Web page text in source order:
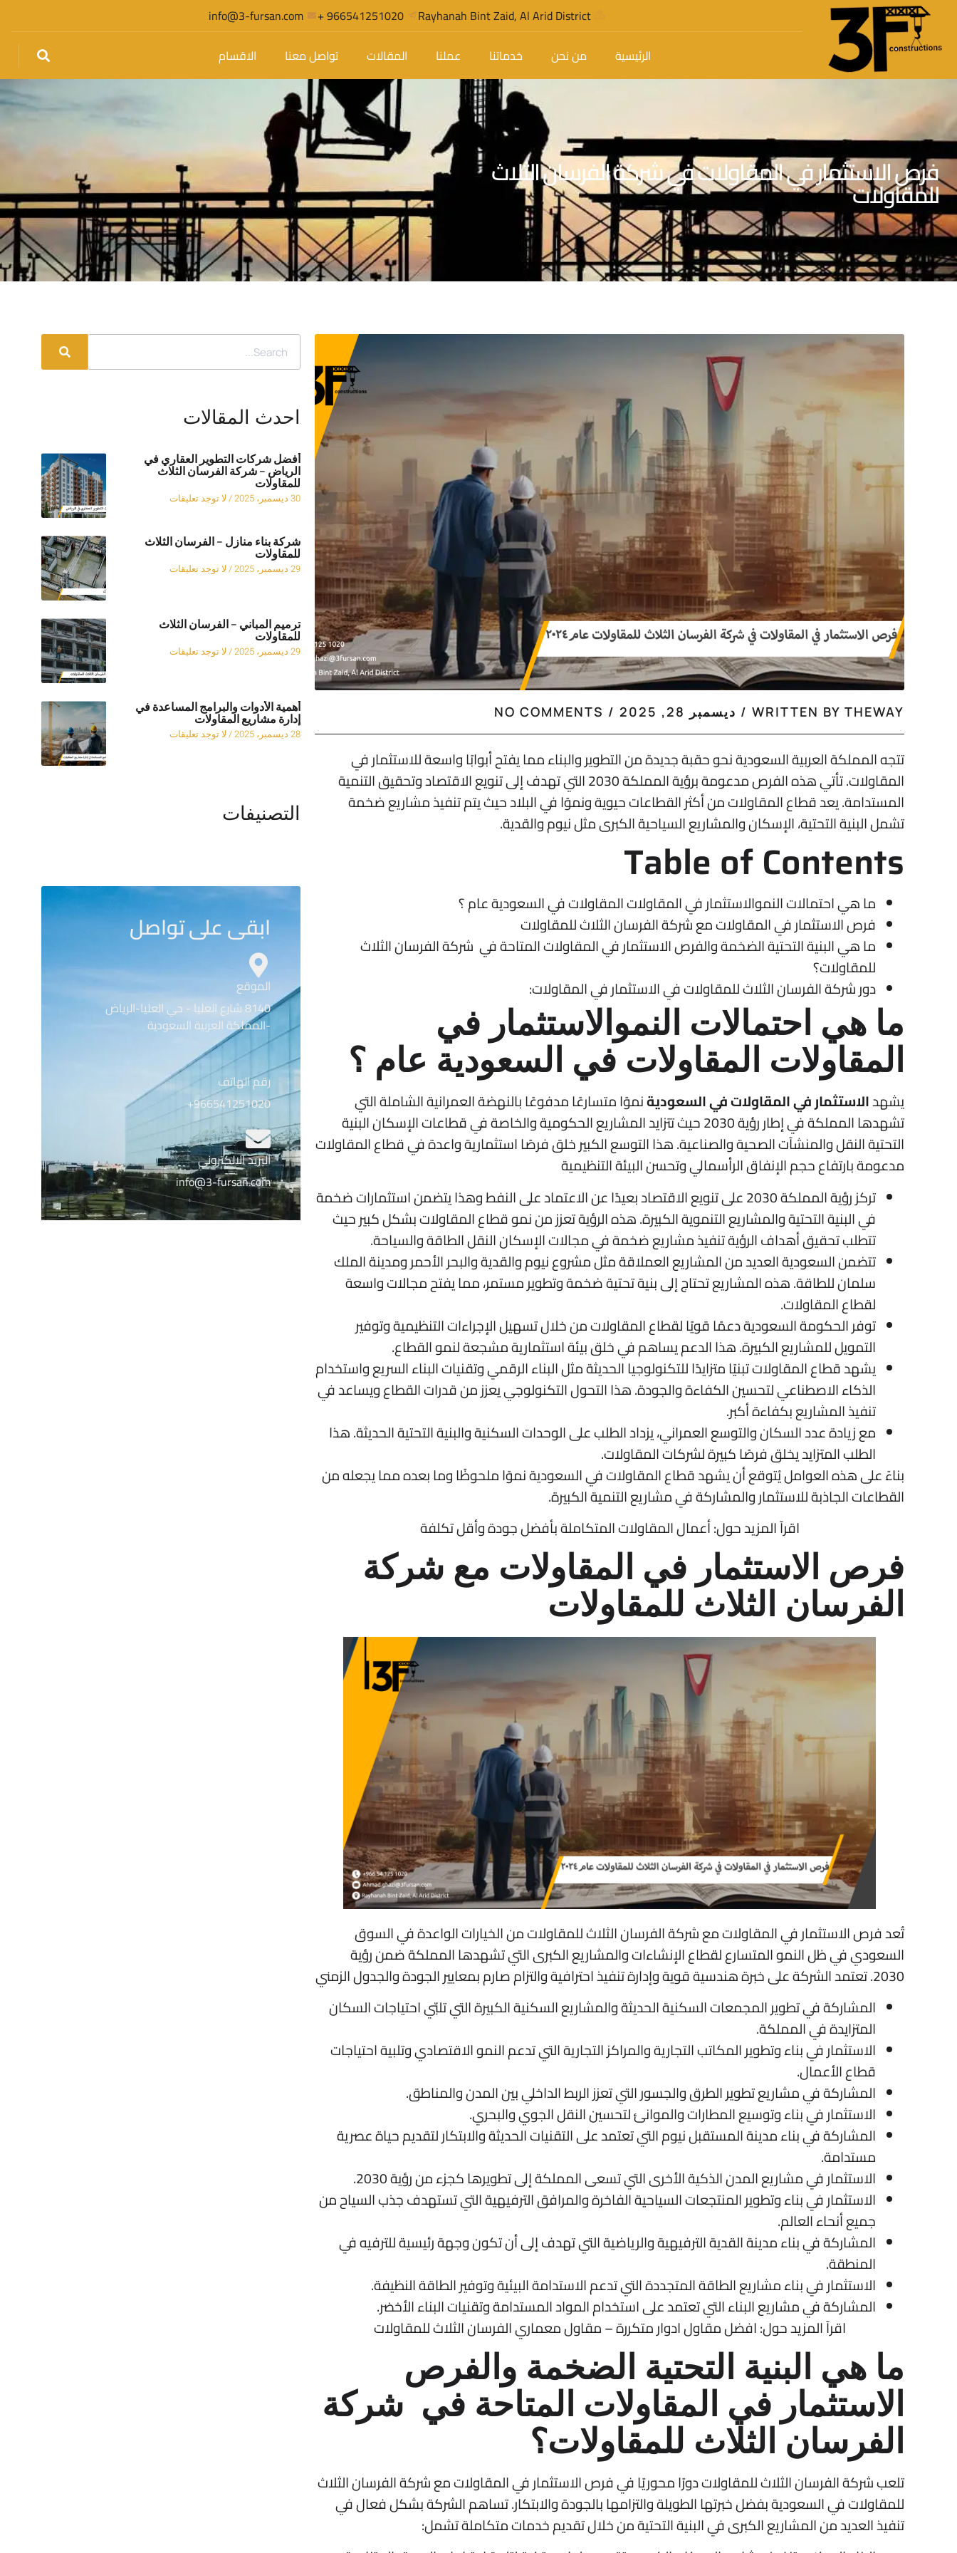
Rayhanah Bint Zaid, Al Arid District
966541251020 +
info@3-fursan.com
الرئيسية
من نحن خدماتنا عملنا المقالات تواصل معنا الاقسام
فرص الاستثمار في المقاولات في شركة الفرسان الثلاث
للمقاولات
WRITTEN BY THEWAY
/ ديسمبر 28, 2025 /
تتجه المملكة العربية السعودية نحو حقبة جديدة من التطوير والبناء مما يفتح أبوابًا واسعة للاستثمار في
المقاولات. تأتي هذه الفرص مدعومة برؤية المملكة 2030 التي تهدف إلى تنويع الاقتصاد وتحقيق التنمية
المستدامة. يعد قطاع المقاولات من أكثر القطاعات حيوية ونموًا في البلاد حيث يتم تنفيذ مشاريع ضخمة
تشمل البنية التحتية، الإسكان والمشاريع السياحية الكبرى مثل نيوم والقدية.
Table of Contents
ما هي احتمالات النموالاستثمار في المقاولات المقاولات في السعودية عام ؟
فرص الاستثمار في المقاولات مع شركة الفرسان الثلاث للمقاولات
ما هي البنية التحتية الضخمة والفرص الاستثمار في المقاولات المتاحة في شركة الفرسان الثلاث
للمقاولات؟
دور شركة الفرسان الثلاث للمقاولات في الاستثمار في المقاولات:
ما هي احتمالات النموالاستثمار في
المقاولات المقاولات في السعودية عام ؟
يشهدالاستثمار في المقاولات في السعوديةنموًا متسارعًا مدفوعًا بالنهضة العمرانية الشاملة التي
تشهدها المملكة في إطار رؤية 2030 حيث تتزايد المشاريع الحكومية والخاصة في قطاعات الإسكان البنية
التحتية النقل والمنشآت الصحية والصناعية. هذا التوسع الكبير خلق فرصًا استثمارية واعدة في قطاع المقاولات
مدعومة بارتفاع حجم الإنفاق الرأسمالي وتحسن البيئة التنظيمية
تركز رؤية المملكة 2030 على تنويع الاقتصاد بعيدًا عن الاعتماد على النفط وهذا يتضمن استثمارات ضخمة
في البنية التحتية والمشاريع التنموية الكبيرة. هذه الرؤية تعزز من نمو قطاع المقاولات بشكل كبير حيث
تتطلب تحقيق أهداف الرؤية تنفيذ مشاريع ضخمة في مجالات الإسكان النقل الطاقة والسياحة.
تتضمن السعودية العديد من المشاريع العملاقة مثل مشروع نيوم والقدية والبحر الأحمر ومدينة الملك
سلمان للطاقة. هذه المشاريع تحتاج إلى بنية تحتية ضخمة وتطوير مستمر، مما يفتح مجالات واسعة
لقطاع المقاولات.
توفر الحكومة السعودية دعمًا قويًا لقطاع المقاولات من خلال تسهيل الإجراءات التنظيمية وتوفير
التمويل للمشاريع الكبيرة. هذا الدعم يساهم في خلق بيئة استثمارية مشجعة لنمو القطاع.
يشهد قطاع المقاولات تبنيًا متزايدًا للتكنولوجيا الحديثة مثل البناء الرقمي وتقنيات البناء السريع واستخدام
الذكاء الاصطناعي لتحسين الكفاءة والجودة. هذا التحول التكنولوجي يعزز من قدرات القطاع ويساعد في
تنفيذ المشاريع بكفاءة أكبر.
مع زيادة عدد السكان والتوسع العمراني، يزداد الطلب على الوحدات السكنية والبنية التحتية الحديثة. هذا
الطلب المتزايد يخلق فرصًا كبيرة لشركات المقاولات.
بناءً على هذه العوامل يُتوقع أن يشهد قطاع المقاولات في السعودية نموًا ملحوظًا وما بعده مما يجعله من
القطاعات الجاذبة للاستثمار والمشاركة في مشاريعالتنميةالكبيرة.
اقرآ المزيد حول:أعمال المقاولات المتكاملة بأفضل جودة وأقل تكلفة
فرص الاستثمار في المقاولات مع شركة
الفرسان الثلاث للمقاولات
تُعد فرص الاستثمار في المقاولات مع شركة الفرسان الثلاث للمقاولات من الخيارات الواعدة في السوق
السعودي في ظل النمو المتسارع لقطاع الإنشاءات والمشاريع الكبرى التي تشهدها المملكة ضمن رؤية
2030. تعتمد الشركة على خبرة هندسية قوية وإدارة تنفيذ احترافية والتزام صارم بمعايير الجودة والجدول الزمني
المشاركة في تطوير المجمعات السكنية الحديثة والمشاريع السكنية الكبيرة التي تلبّي احتياجات السكان
المتزايدة في المملكة.
الاستثمار في بناء وتطوير المكاتب التجارية والمراكز التجارية التي تدعم النمو الاقتصادي وتلبية احتياجات
قطاع الأعمال.
المشاركة في مشاريع تطوير الطرق والجسور التي تعزز الربط الداخلي بين المدن والمناطق.
الاستثمار في بناء وتوسيع المطارات والموانئ لتحسين النقل الجوي والبحري.
المشاركة في بناء مدينة المستقبل نيوم التي تعتمد على التقنيات الحديثة والابتكار لتقديم حياة عصرية
مستدامة.
الاستثمار في مشاريع المدن الذكية الأخرى التي تسعى المملكة إلى تطويرها كجزء من رؤية 2030.
الاستثمار في بناء وتطوير المنتجعات السياحية الفاخرة والمرافق الترفيهية التي تستهدف جذب السياح من
جميع أنحاء العالم.
المشاركة في بناء مدينة القدية الترفيهية والرياضية التي تهدف إلى أن تكون وجهة رئيسية للترفيه في
المنطقة.
الاستثمار في بناء مشاريع الطاقة المتجددة التي تدعم الاستدامة البيئية وتوفير الطاقة النظيفة.
المشاركة في مشاريع البناء التي تعتمد على استخدام المواد المستدامة وتقنيات البناء الأخضر.
اقرآ المزيد حول:افضل مقاول ادوار متكررة – مقاول معماري الفرسان الثلاث للمقاولات
ما هي البنية التحتية الضخمة والفرص
الاستثمار في المقاولات المتاحة في شركة
الفرسان الثلاث للمقاولات؟
تلعب شركة الفرسان الثلاث للمقاولات دورًا محوريًا في فرص الاستثمار في المقاولات مع شركة الفرسان الثلاث
للمقاولات في السعودية بفضل خبرتها الطويلة والتزامها بالجودة والابتكار. تساهم الشركة بشكل فعال في
تنفيذ العديد من المشاريع الكبرى في البنية التحتية من خلال تقديم خدمات متكاملة تشمل:
احدث المقالات
أفضل شركات التطوير العقاري في
الرياض – شركة الفرسان الثلاث
للمقاولات
30 ديسمبر، 2025 لا توجد تعليقات
شركة بناء منازل – الفرسان الثلاث
للمقاولات
29 ديسمبر، 2025 لا توجد تعليقات
ترميم المباني – الفرسان الثلاث
للمقاولات
29 ديسمبر، 2025 لا توجد تعليقات
أهمية الأدوات والبرامج المساعدة في
إدارة مشاريع المقاولات
28 ديسمبر، 2025 لا توجد تعليقات
التصنيفات
ابقى على تواصل
الموقع
8140 شارع العليا - حي العليا-الرياض
-المملكة العربية السعودية
رقم الهاتف
966541251020+
البريد الالكتروني
info@3-fursan.com